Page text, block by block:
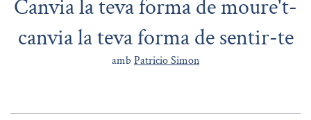
Canvia la teva forma de moure't-
canvia la teva forma de sentir-te
ambPatricio Simon